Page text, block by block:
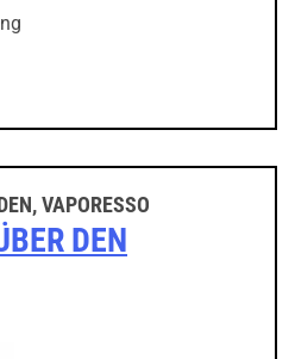
VAPORESSO
DEN